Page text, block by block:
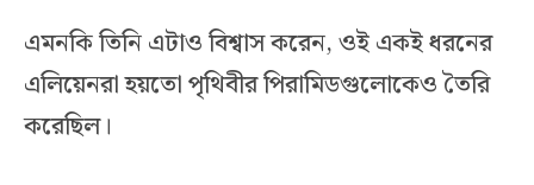
এমনকি তিনি এটাও বিশ্বাস করেন, ওই একই ধরনের
এলিয়েনরা হয়তো পৃথিবীর পিরামিডগুলোকেও তৈরি
করেছিল।